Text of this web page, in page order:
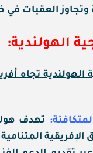
وتجاوز العقبات
الهولندية:
الهولندية تجاه
تهدف